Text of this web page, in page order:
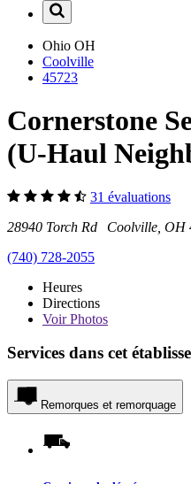
Ohio OH
Coolville
45723
Cornerstone
(U-Haul
31 évaluations
28940 Torch Rd Coolville, OH
(740) 728-2055
Heures
Directions
VoirPhotos
Services dans cet
Remorques et remorquage